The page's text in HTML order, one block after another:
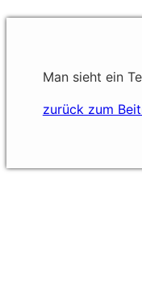
Man sieht ein
zurück zum